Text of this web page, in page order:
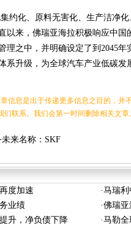
约化、原料无害化、生产洁净
以来，佛瑞亚海拉积极响应中
理之中，并明确设定了到2045
系升级，为全球汽车产业低碳发
息是出于传递更多信息之目的，并
联系。我们会第一时间删除相关文章
来名称：SKF
度加速 ·马瑞
业绩 ·佛瑞
升，净负债下降 ·马勒